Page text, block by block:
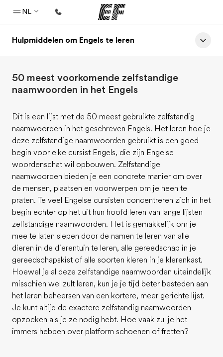
NL
Home
Programma's
Kantoren
Over ons
Carrières
Kom bij ons team
Hulpmiddelen om Engels te leren
50 meest voorkomende zelfstandige
naamwoorden in het Engels
Dit is een lijst met de 50 meest gebruikte zelfstandig
naamwoorden in het geschreven Engels. Het leren hoe je
deze zelfstandige naamwoorden gebruikt is een goed
begin voor elke cursist Engels, die zijn Engelse
woordenschat wil opbouwen. Zelfstandige
naamwoorden bieden je een concrete manier om over
de mensen, plaatsen en voorwerpen om je heen te
praten. Te veel Engelse cursisten concentreren zich in het
begin echter op het uit hun hoofd leren van lange lijsten
zelfstandige naamwoorden. Het is gemakkelijk om je
mee te laten slepen door de namen te leren van alle
dieren in de dierentuin te leren, alle gereedschap in je
gereedschapskist of alle soorten kleren in je klerenkast.
Hoewel je al deze zelfstandige naamwoorden uiteindelijk
misschien wel zult leren, kun je je tijd beter besteden aan
het leren beheersen van een kortere, meer gerichte lijst.
Je kunt altijd de exactere zelfstandig naamwoorden
opzoeken als je ze nodig hebt. Hoe vaak zul je het
immers hebben over platform schoenen of fretten?